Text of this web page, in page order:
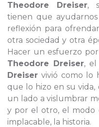
Theodore Dreiser,
tienen que
reflexión para
otra sociedad y otra
Hacer un esfuerzo
Theodore Dreiser,
Dreiser vivió como lo
que lo hizo en su
un lado a vislumbrar
y por el otro, el modo
implacable, la historia.